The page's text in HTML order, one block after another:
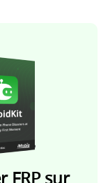
FRP sur